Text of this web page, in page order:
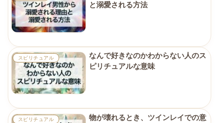
と溺愛される方法
スピリチュアル
なんで好きなのかわからない人のス
ピリチュアルな意味
スピリチュアル
物が壊れるとき、ツインレイでの意